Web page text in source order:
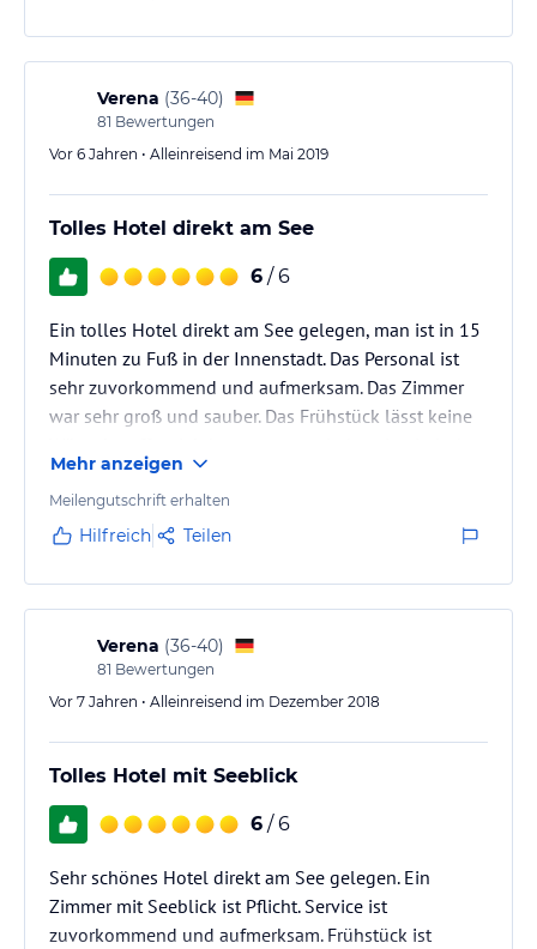
Verena (36-40)
81 Bewertungen
Vor 6 Jahren • Alleinreisend im Mai 2019
Tolles Hotel direkt am See
6 / 6
Ein tolles Hotel direkt am See gelegen, man ist in 15
Minuten zu Fuß in der Innenstadt. Das Personal ist
sehr zuvorkommend und aufmerksam. Das Zimmer
war sehr groß und sauber. Das Frühstück lässt keine
Mehr anzeigen
Meilengutschrift erhalten
Hilfreich Teilen
Verena (36-40)
81 Bewertungen
Vor 7 Jahren • Alleinreisend im Dezember 2018
Tolles Hotel mit Seeblick
6 / 6
Sehr schönes Hotel direkt am See gelegen. Ein
Zimmer mit Seeblick ist Pflicht. Service ist
zuvorkommend und aufmerksam. Frühstück ist